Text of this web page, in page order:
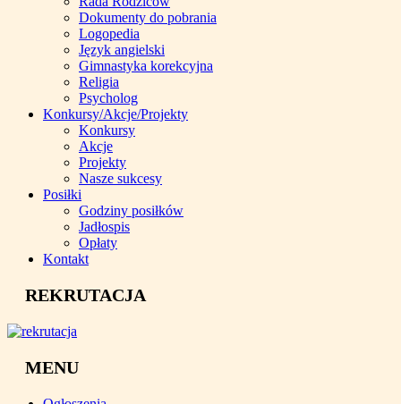
Dokumenty do pobrania
Logopedia
Język angielski
Gimnastyka korekcyjna
Religia
Psycholog
Konkursy/Akcje/Projekty
Konkursy
Akcje
Projekty
Nasze sukcesy
Posiłki
Godziny posiłków
Jadłospis
Opłaty
Kontakt
REKRUTACJA
MENU